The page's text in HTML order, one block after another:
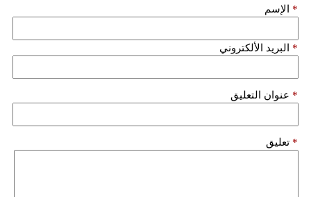
تعليم
الإسم *
البريد الألكتروني *
عنوان التعليق *
تعليق *